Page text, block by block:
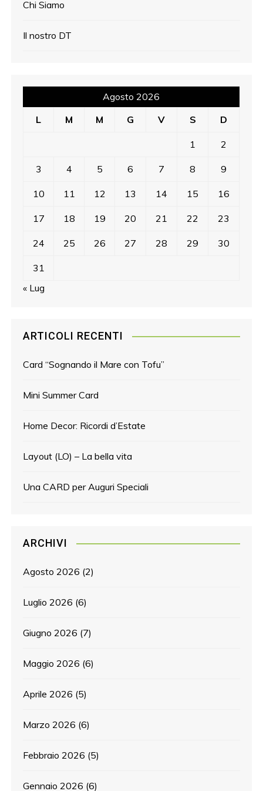
Chi Siamo
Il nostro DT
Agosto 2026
L
M M G V S D
1 2
3 4 5 6 7 8 9
10 11 12 13 14 15 16
17 18 19 20 21 22 23
24 25 26 27 28 29 30
31
« Lug
ARTICOLI RECENTI
Card “Sognando il Mare con Tofu”
Mini Summer Card
Home Decor: Ricordi d’Estate
Layout (LO) – La bella vita
Una CARD per Auguri Speciali
ARCHIVI
Agosto 2026 (2)
Luglio 2026 (6)
Giugno 2026 (7)
Maggio 2026 (6)
Aprile 2026 (5)
Marzo 2026 (6)
Febbraio 2026 (5)
Gennaio 2026 (6)